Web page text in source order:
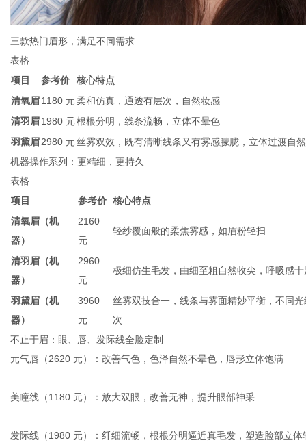
三款热门眉形，满足不同需求
表格
项目
参考价
核心特点
清氧眉1180 元柔和仿真，通透有层次，自然妆感
清羽眉1980 元根根分明，线条流畅，立体不晕色
羽黛眉2980 元丝雾双效，既有清晰线条又有雾感朦胧，立体过渡自然
机器操作系列：更精细，更持久
表格
项目
参考价 核心特点
清氧眉（机
器）
2160
元
轻纱覆面般的柔焦雾感，如眉粉轻扫
清羽眉（机
器）
2960
元
极细仿生毛发，由细至粗自然收尖，呼吸感十
羽黛眉（机
器）
3960
元
丝雾双技合一，线条与雾面精妙平衡，不同
次
不止于眉：眼、唇、发际线全脸定制
元气唇（2620 元）：改善气色，色泽自然不晕色，唇形立体饱满
美瞳线（1180 元）：放大双眼，改善无神，提升眼部神采
发际线（1980 元）：纤细流畅，根根分明逼近真毛发，塑造脸部立体